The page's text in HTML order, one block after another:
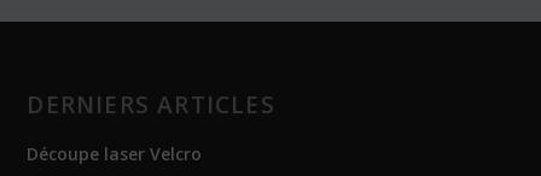
DERNIERS ARTICLES
Découpe laser Velcro